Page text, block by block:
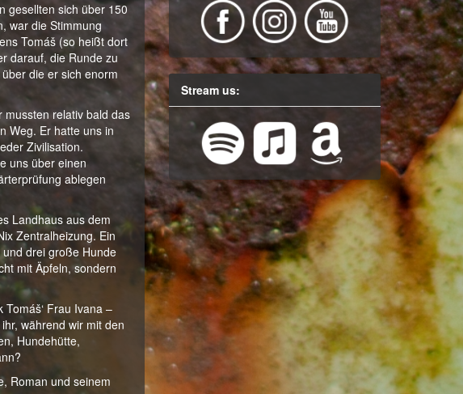
gesellten sich über 150
war die Stimmung
Tomáš (so heißt dort
darauf, die Runde zu
die er sich enorm
mussten relativ bald das
Weg. Er hatte uns in
Zivilisation.
uns über einen
ablegen
Landhaus aus dem
Zentralheizung. Ein
drei große Hunde
mit Äpfeln, sondern
Frau Ivana –
während wir mit den
Hundehütte,
Roman und seinem
Stream us: